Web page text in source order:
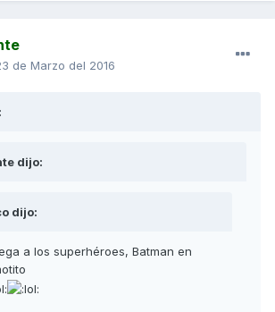
de Marzo del 2016
dijo:
dijo:
a los superhéroes, Batman en